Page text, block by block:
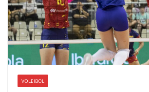
VOLEIBOL